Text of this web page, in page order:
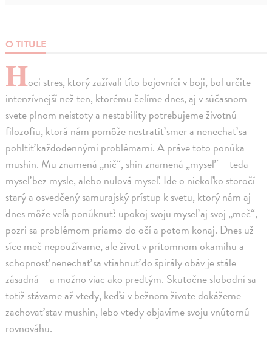
O TITULE
Hoci stres, ktorý zažívali títo bojovníci v boji, bol určite
intenzívnejší než ten, ktorému čelíme dnes, aj v súčasnom
svete plnom neistoty a nestability potrebujeme životnú
filozofiu, ktorá nám pomôže nestratiť smer a nenechať sa
pohltiť každodennými problémami. A práve toto ponúka
mushin. Mu znamená „nič“, shin znamená „myseľ“ – teda
myseľ bez mysle, alebo nulová myseľ. Ide o niekoľko storočí
starý a osvedčený samurajský prístup k svetu, ktorý nám aj
dnes môže veľa ponúknuť: upokoj svoju myseľ aj svoj „meč“,
pozri sa problémom priamo do očí a potom konaj. Dnes už
síce meč nepoužívame, ale život v prítomnom okamihu a
schopnosť nenechať sa vtiahnuť do špirály obáv je stále
zásadná – a možno viac ako predtým. Skutočne slobodní sa
totiž stávame až vtedy, keďsi v bežnom živote dokážeme
zachovať stav mushin, lebo vtedy objavíme svoju vnútornú
rovnováhu.